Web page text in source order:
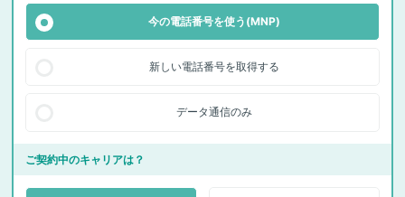
今の電話番号を使う(MNP)
新しい電話番号を取得する
データ通信のみ
ご契約中のキャリアは？